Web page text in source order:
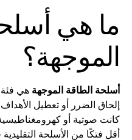
ما هي
الموجهة؟
أسلحة الطاقة الموجهة هي فئة
إلحاق الضرر أو تعطيل
كانت صوتية أو
أقل فتكًا من الأسلحة